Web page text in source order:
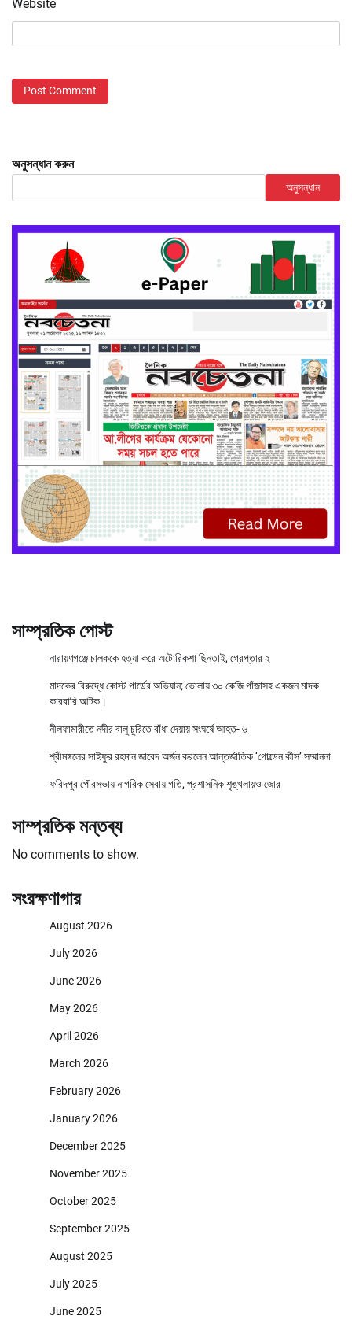
Website
অনুসন্ধান করুন
অনুসন্ধান
সাম্প্রতিক পোস্ট
নারায়ণগঞ্জে চালককে হত্যা করে অটোরিকশা ছিনতাই, গ্রেপ্তার ২
মাদকের বিরুদ্ধে কোস্ট গার্ডের অভিযান; ভোলায় ৩০ কেজি গাঁজাসহ একজন মাদক
কারবারি আটক।
নীলফামারীতে নদীর বালু চুরিতে বাঁধা দেয়ায় সংঘর্ষে আহত- ৬
শ্রীমঙ্গলের সাইফুর রহমান জাবেদ অর্জন করলেন আন্তর্জাতিক ‘গোল্ডেন কীস’ সম্মাননা
ফরিদপুর পৌরসভায় নাগরিক সেবায় গতি, প্রশাসনিক শৃঙ্খলায়ও জোর
সাম্প্রতিক মন্তব্য
No comments to show.
সংরক্ষণাগার
August 2026
July 2026
June 2026
May 2026
April 2026
March 2026
February 2026
January 2026
December 2025
November 2025
October 2025
September 2025
August 2025
July 2025
June 2025